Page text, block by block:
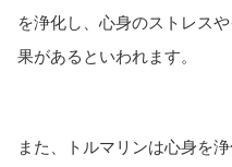
を浄化し、心身のストレス
果があるといわれます。
また、トルマリンは心身を